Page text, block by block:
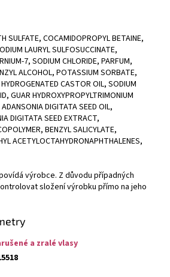
SULFATE, COCAMIDOPROPYL BETAINE,
LAURYL SULFOSUCCINATE,
7, SODIUM CHLORIDE, PARFUM,
ALCOHOL, POTASSIUM SORBATE,
CASTOR OIL, SODIUM
GUAR HYDROXYPROPYLTRIMONIUM
DIGITATA SEED OIL,
DIGITATA SEED EXTRACT,
BENZYL SALICYLATE,
ACETYLOCTAHYDRONAPHTHALENES,
výrobce. Z důvodu případných
složení výrobku přímo na jeho
a zralé vlasy